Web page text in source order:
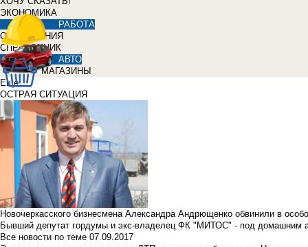
ЭКОНОМИКА
РАБОТА
ОБЪЯВЛЕНИЯ
СПРАВОЧНИК
АВТО
МАГАЗИНЫ
Еще
ОСТРАЯ СИТУАЦИЯ
Новочеркасского бизнесмена Александра Андрющенко обвинили в
Бывший депутат гордумы и экс-владелец ФК "МИТОС" - под домашним
Все новости по теме 07.09.2017